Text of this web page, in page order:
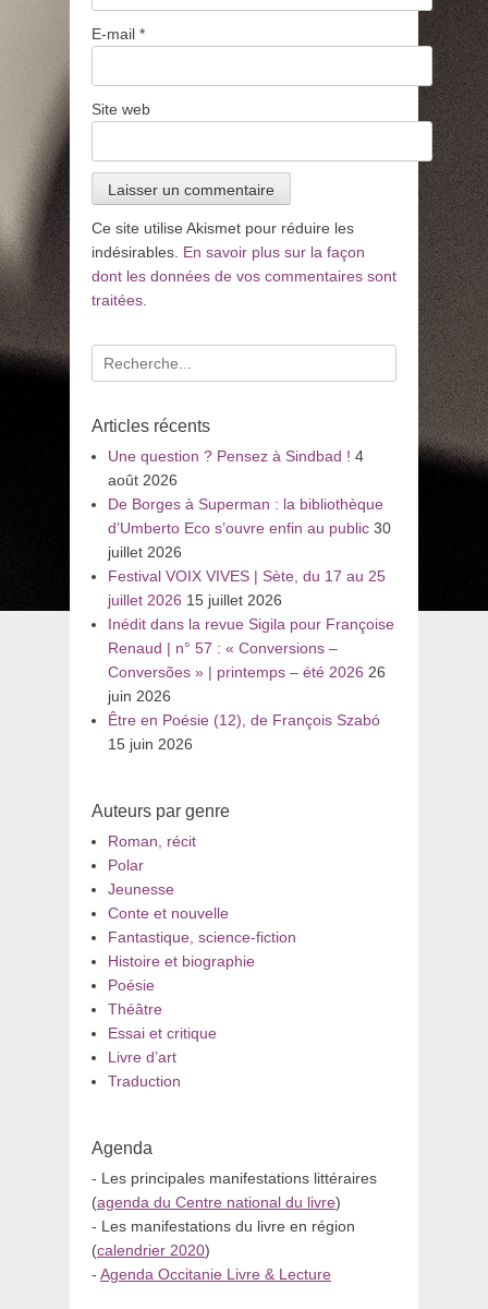
E-mail *
Site web
Ce site utilise Akismet pour réduire les
indésirables. En savoir plus sur la façon
dont les données de vos commentaires sont
traitées
Recherche
pour
Articles récents
Une question ? Pensez à Sindbad ! 4
août 2026
De Borges à Superman : la bibliothèque
d’Umberto Eco s’ouvre enfin au public 30
juillet 2026
Festival VOIX VIVES | Sète, du 17 au 25
juillet 2026 15 juillet 2026
Inédit dans la revue Sigila pour Françoise
Renaud | n° 57 : « Conversions –
Conversões » | printemps – été 2026 26
juin 2026
Être en Poésie (12), de François Szabó
15 juin 2026
Auteurs par genre
Roman, récit
Polar
Jeunesse
Conte et nouvelle
Fantastique, science-fiction
Histoire et biographie
Poésie
Théâtre
Essai et critique
Livre d’art
Traduction
Agenda
- Les principales manifestations littéraires
(agenda du Centre national du livre)
- Les manifestations du livre en région
(calendrier 2020)
- Agenda Occitanie Livre & Lecture